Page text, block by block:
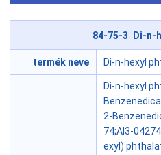
84-75-3 Di-n-
termék neve Di-n-hexyl
Di-n-hexyl
2-
74;AI3-
exyl)